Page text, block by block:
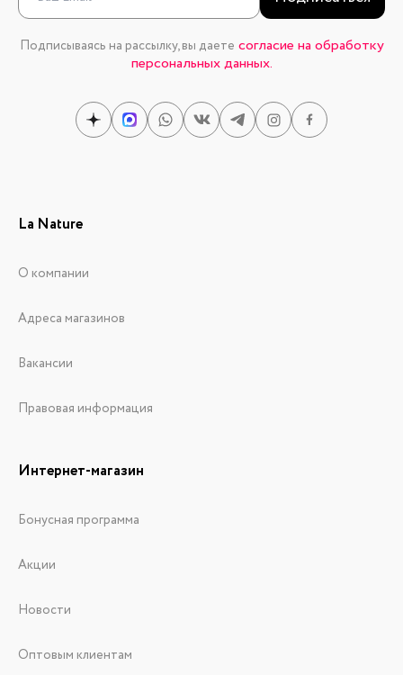
Подписываясь на рассылку, вы даете согласие на обработку
персональных данных.
La Nature
О компании
Адреса магазинов
Вакансии
Правовая информация
Интернет-магазин
Бонусная программа
Акции
Новости
Оптовым клиентам